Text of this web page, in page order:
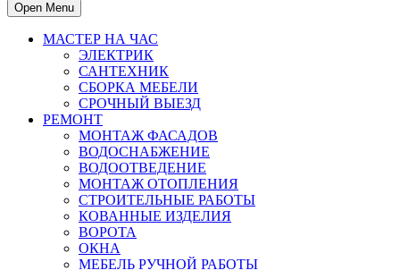
Open Menu
МАСТЕР НА ЧАС
ЭЛЕКТРИК
САНТЕХНИК
СБОРКА МЕБЕЛИ
СРОЧНЫЙ ВЫЕЗД
РЕМОНТ
МОНТАЖ ФАСАДОВ
ВОДОСНАБЖЕНИЕ
ВОДООТВЕДЕНИЕ
МОНТАЖ ОТОПЛЕНИЯ
СТРОИТЕЛЬНЫЕ РАБОТЫ
КОВАННЫЕ ИЗДЕЛИЯ
ВОРОТА
ОКНА
МЕБЕЛЬ РУЧНОЙ РАБОТЫ